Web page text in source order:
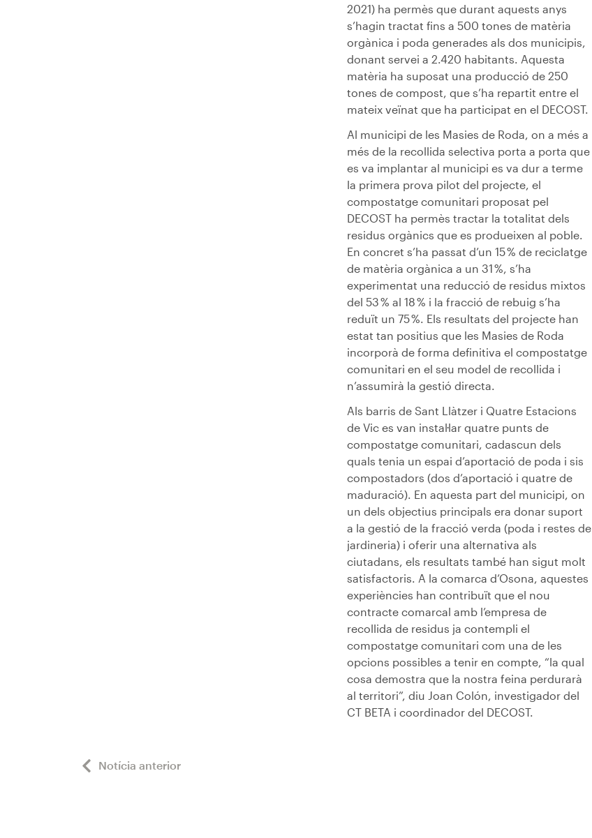
2021) ha permès que durant aquests anys
s’hagin tractat fins a 500 tones de matèria
orgànica i poda generades als dos municipis,
donant servei a 2.420 habitants. Aquesta
matèria ha suposat una producció de 250
tones de compost, que s’ha repartit entre el
mateix veïnat que ha participat en el DECOST.
Al municipi de les Masies de Roda, on a més a
més de la recollida selectiva porta a porta que
es va implantar al municipi es va dur a terme
la primera prova pilot del projecte, el
compostatge comunitari proposat pel
DECOST ha permès tractar la totalitat dels
residus orgànics que es produeixen al poble.
En concret s’ha passat d’un 15 % de reciclatge
de matèria orgànica a un 31 %, s’ha
experimentat una reducció de residus mixtos
del 53 % al 18 % i la fracció de rebuig s’ha
reduït un 75 %. Els resultats del projecte han
estat tan positius que les Masies de Roda
incorporà de forma definitiva el compostatge
comunitari en el seu model de recollida i
n’assumirà la gestió directa.
Als barris de Sant Llàtzer i Quatre Estacions
de Vic es van instal·lar quatre punts de
compostatge comunitari, cadascun dels
quals tenia un espai d’aportació de poda i sis
compostadors (dos d’aportació i quatre de
maduració). En aquesta part del municipi, on
un dels objectius principals era donar suport
a la gestió de la fracció verda (poda i restes de
jardineria) i oferir una alternativa als
ciutadans, els resultats també han sigut molt
satisfactoris. A la comarca d’Osona, aquestes
experiències han contribuït que el nou
contracte comarcal amb l’empresa de
recollida de residus ja contempli el
compostatge comunitari com una de les
opcions possibles a tenir en compte, “la qual
cosa demostra que la nostra feina perdurarà
al territori”, diu Joan Colón, investigador del
CT BETA i coordinador del DECOST.
Notícia anterior